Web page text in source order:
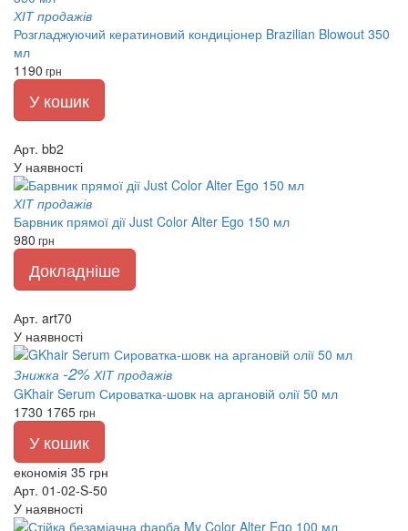
ХІТ продажів
Розгладжуючий кератиновий кондиціонер Brazilian Blowout 350
мл
1190 грн
У кошик
Арт. bb2
У наявності
ХІТ продажів
Барвник прямої дії Just Color Alter Ego 150 мл
980 грн
Докладніше
Арт. art70
У наявності
Знижка -2% ХІТ продажів
GKhair Serum Сироватка-шовк на аргановій олії 50 мл
1730 1765 грн
У кошик
економія 35 грн
Арт. 01-02-S-50
У наявності